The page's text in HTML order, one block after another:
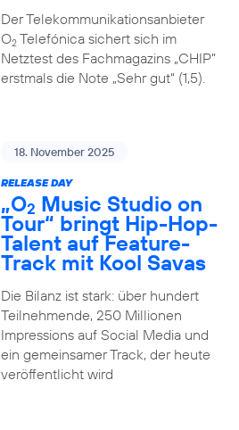
Der Telekommunikationsanbieter
O2Telefónica sichert sich im
Netztest des Fachmagazins „CHIP”
erstmals die Note „Sehr gut“ (1,5).
18. November 2025
RELEASE DAY
„O2 Music Studio on
Tour“ bringt Hip-Hop-
Talent auf Feature-
Track mit Kool Savas
Die Bilanz ist stark: über hundert
Teilnehmende, 250 Millionen
Impressions auf Social Media und
ein gemeinsamer Track, der heute
veröffentlicht wird